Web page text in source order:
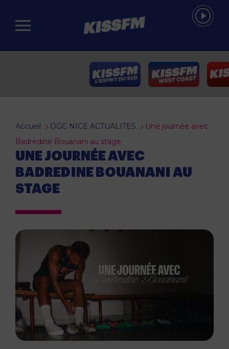
Passer au contenu principal
Accueil OGC NICE ACTUALITES
Une journée avec
Badredine Bouanani au stage
UNE JOURNÉE AVEC
BADREDINE BOUANANI AU
STAGE